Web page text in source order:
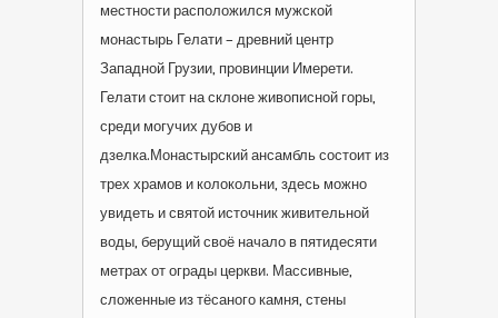
местности расположился мужской
монастырь Гелати – древний центр
Западной Грузии, провинции Имерети.
Гелати стоит на склоне живописной горы,
среди могучих дубов и
дзелка.Монастырский ансамбль состоит из
трех храмов и колокольни, здесь можно
увидеть и святой источник живительной
воды, берущий своё начало в пятидесяти
метрах от ограды церкви. Массивные,
сложенные из тёсаного камня, стены